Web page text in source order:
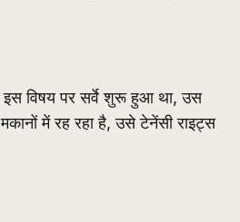
विषय पर सर्वे शुरू हुआ था, उस
में रह रहा है, उसे टेनेंसी राइट्स